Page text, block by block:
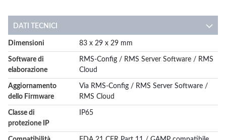
DATI TECNICI
More
Information
Dimensioni 83 x 29 x 29 mm
Software di
elaborazione
RMS-Config / RMS Server Software / RMS
Cloud
Aggiornamento
dello Firmware
Via RMS-Config / RMS Server Software /
RMS Cloud
Classe di
protezione IP
IP65